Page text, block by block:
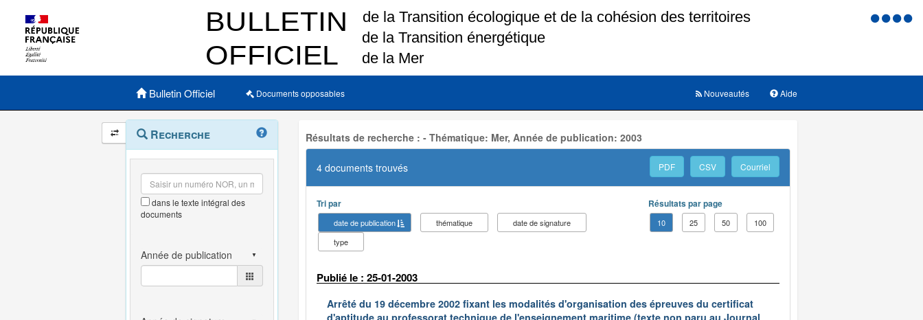
Menu
Menu principal
Bulletin Officiel Documents opposables Aide
Nouveautés
Navigation
et
outils
annexes
Menu
contextuel
Recherche
dans le texte intégral des
documents
Résultats de recherche : - Thématique: Mer, Année de publication: 2003
4 documents trouvés PDF CSV Courriel
Tri par
date de publication thématique
date de signature
type
Résultats par page
10 25 50 100
Publié le : 25-01-2003
Arrêté du 19 décembre 2002 fixant les modalités d'organisation des épreuves du certificat
d'aptitude au professorat technique de l'enseignement maritime (texte non paru au Journal